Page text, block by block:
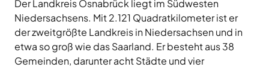
Der Landkreis Osnabrück liegt im Südwesten
Niedersachsens. Mit 2.121 Quadratkilometer ist er
der zweitgrößte Landkreis in Niedersachsen und in
etwa so groß wie das Saarland. Er besteht aus 38
Gemeinden, darunter acht Städte und vier
Baugenossenschaft
Landkreis
Osnabrück
eG
Deula
14
Tage
neu
Jetzt
Zutritt
nur
mit
Karte
oder
aus
der
Liste